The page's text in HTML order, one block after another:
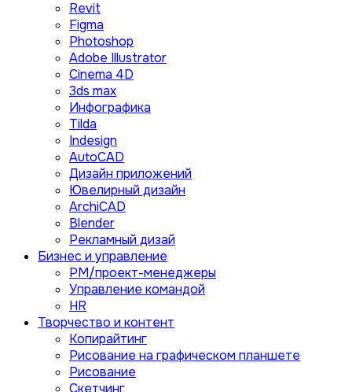
Revit
Figma
Photoshop
Adobe Illustrator
Сinema 4D
3ds max
Инфографика
Tilda
Indesign
AutoCAD
Дизайн приложений
Ювелирный дизайн
ArchiCAD
Blender
Рекламный дизай
Бизнес и управление
PM/проект-менеджеры
Управление командой
HR
Творчество и контент
Копирайтинг
Рисование на графическом планшете
Рисование
Скетчинг